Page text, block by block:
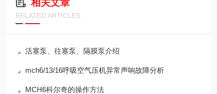
相关文章
RELATED ARTICLES
活塞泵、往塞泵、隔膜泵介绍
mch6/13/16呼吸空气压机异常声响故障分析
MCH6科尔奇的操作方法